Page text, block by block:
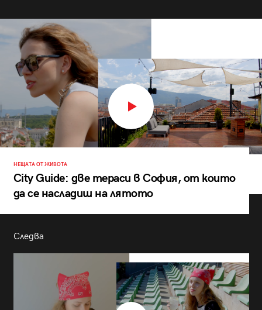
НЕЩАТА ОТ ЖИВОТА
City Guide: две тераси в София, от които
да се насладиш на лятото
Следва